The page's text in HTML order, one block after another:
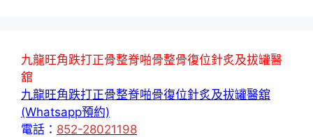
九龍旺角跌打正骨整脊啪骨整骨復位針炙及拔罐醫
舘
九龍旺角跌打正骨整脊啪骨復位針炙及拔罐醫舘
(Whatsapp預約)
電話： 852-28021198